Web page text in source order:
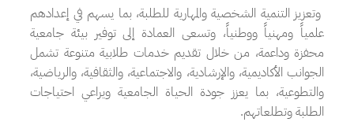
وتعزيز التنمية الشخصية والمهارية للطلبة، بما يسهم في إعدادهم
علمياً ومهنياً ووطنياً، وتسعى العمادة إلى توفير بيئة جامعية
محفزة وداعمة، من خلال تقديم خدمات طلابية متنوعة تشمل
الجوانب الأكاديمية، والإرشادية، والاجتماعية، والثقافية، والرياضية،
والتطوعية، بما يعزز جودة الحياة الجامعية ويراعي احتياجات
الطلبة وتطلعاتهم.